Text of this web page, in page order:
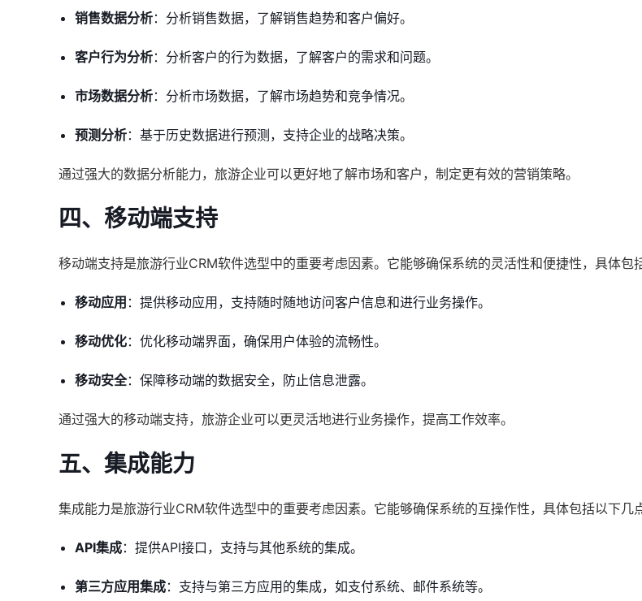
销售数据分析：分析销售数据，了解销售趋势和客户偏好。
客户行为分析：分析客户的行为数据，了解客户的需求和问题。
市场数据分析：分析市场数据，了解市场趋势和竞争情况。
预测分析：基于历史数据进行预测，支持企业的战略决策。
通过强大的数据分析能力，旅游企业可以更好地了解市场和客户，制定更有效的营销策略。
四、移动端支持
移动端支持是旅游行业CRM软件选型中的重要考虑因素。它能够确保系统的灵活性和便捷性，具体包
移动应用 ：提供移动应用，支持随时随地访问客户信息和进行业务操作。
移动优化：优化移动端界面，确保用户体验的流畅性。
移动安全：保障移动端的数据安全，防止信息泄露。
通过强大的移动端支持，旅游企业可以更灵活地进行业务操作，提高工作效率。
五、集成能力
集成能力是旅游行业CRM软件选型中的重要考虑因素。它能够确保系统的互操作性，具体包括以下几点
API集成：提供API接口，支持与其他系统的集成。
第三方应用集成：支持与第三方应用的集成，如支付系统、邮件系统等。